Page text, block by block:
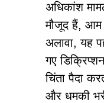
अधिकांश
मौजूद हैं, आम
अलावा, यह
गए
चिंता पैदा
और धमकी